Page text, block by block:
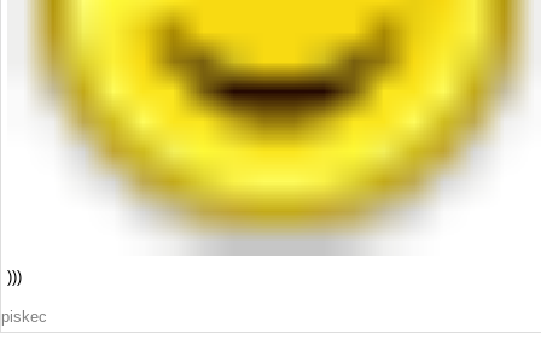
)))
piskec